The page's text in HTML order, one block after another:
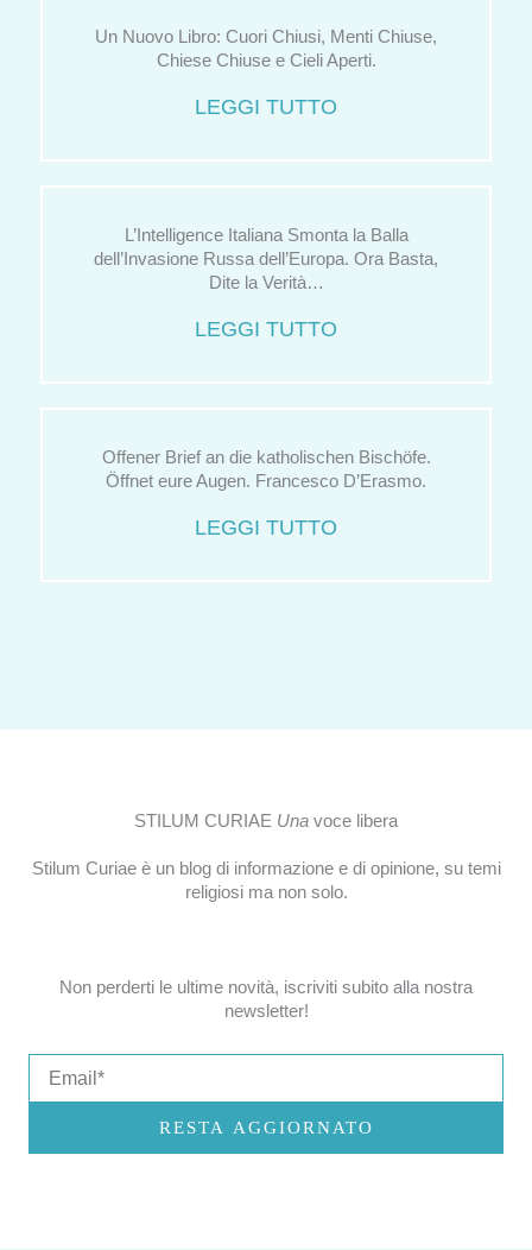
Un Nuovo Libro: Cuori Chiusi, Menti Chiuse,
Chiese Chiuse e Cieli Aperti.
LEGGI TUTTO
L’Intelligence Italiana Smonta la Balla
dell’Invasione Russa dell’Europa. Ora Basta,
Dite la Verità…
LEGGI TUTTO
Offener Brief an die katholischen Bischöfe.
Öffnet eure Augen. Francesco D’Erasmo.
LEGGI TUTTO
STILUM CURIAE Una voce libera
Stilum Curiae è un blog di informazione e di opinione, su temi
religiosi ma non solo.
Non perderti le ultime novità, iscriviti subito alla nostra
newsletter!
RESTA AGGIORNATO